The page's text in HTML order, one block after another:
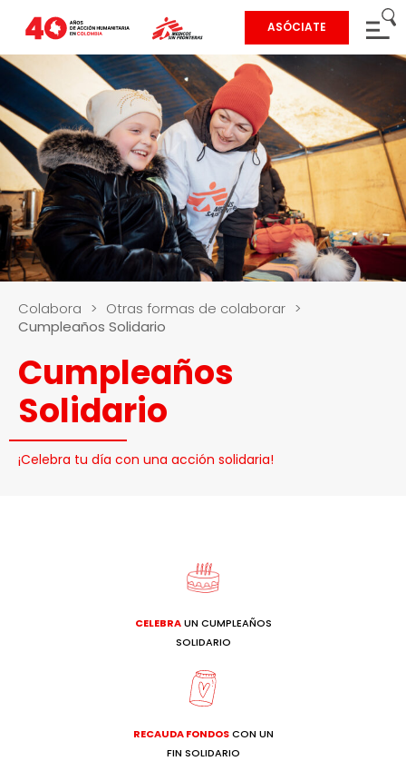
ASÓCIATE
Colabora > Otras formas de colaborar >
Cumpleaños Solidario
Cumpleaños
Solidario
¡Celebra tu día con una acción solidaria!
CELEBRAUN CUMPLEAÑOS
SOLIDARIO
RECAUDA FONDOS CON UN
FIN SOLIDARIO